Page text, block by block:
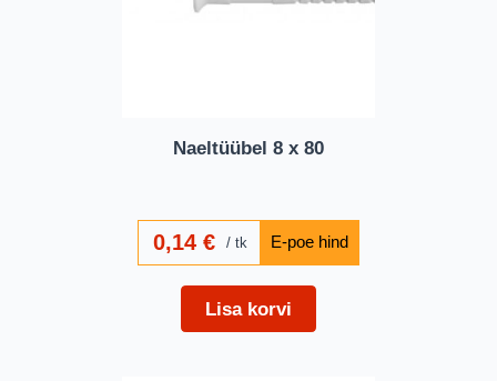
Naeltüübel 8 x 80
0,14€ tk
Lisa korvi